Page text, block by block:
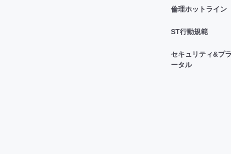
倫理ホットライン
ST行動規範
セキュリティ&プ
ータル